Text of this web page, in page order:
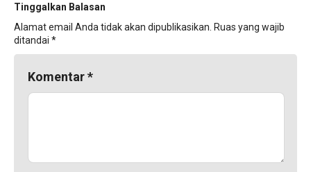
Tinggalkan Balasan
Alamat email Anda tidak akan dipublikasikan. Ruas yang wajib
ditandai *
Komentar*